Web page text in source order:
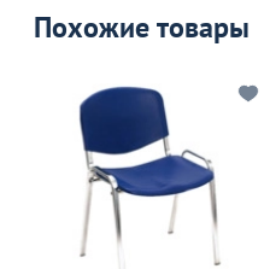
Похожие товары